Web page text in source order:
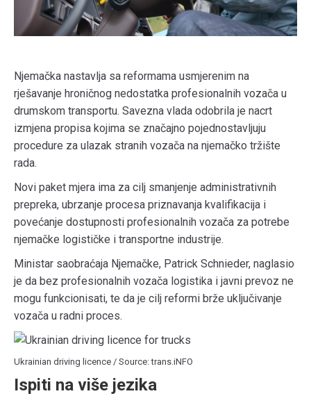
Njemačka nastavlja sa reformama usmjerenim na
rješavanje hroničnog nedostatka profesionalnih vozača u
drumskom transportu. Savezna vlada odobrila je nacrt
izmjena propisa kojima se značajno pojednostavljuju
procedure za ulazak stranih vozača na njemačko tržište
rada.
Novi paket mjera ima za cilj smanjenje administrativnih
prepreka, ubrzanje procesa priznavanja kvalifikacija i
povećanje dostupnosti profesionalnih vozača za potrebe
njemačke logističke i transportne industrije.
Ministar saobraćaja Njemačke, Patrick Schnieder, naglasio
je da bez profesionalnih vozača logistika i javni prevoz ne
mogu funkcionisati, te da je cilj reformi brže uključivanje
vozača u radni proces.
Ukrainian driving licence / Source: trans.iNFO
Ispiti na više jezika